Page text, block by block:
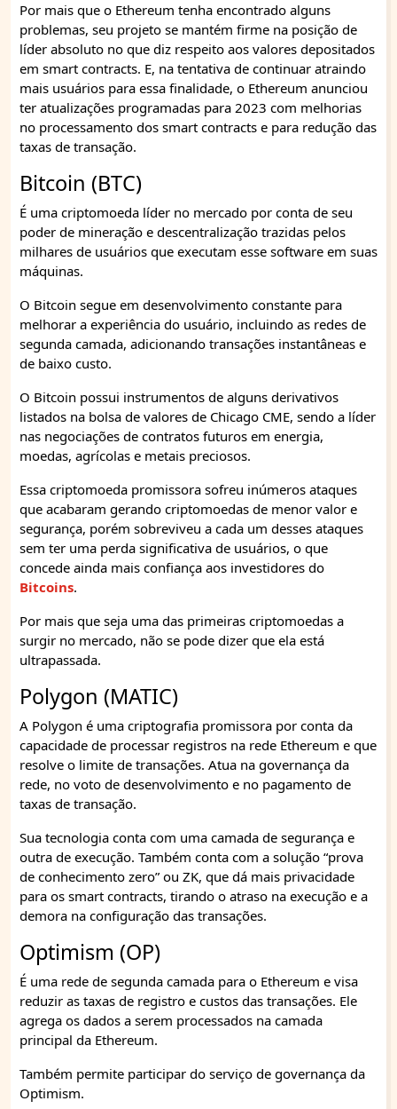
Por mais que o Ethereum tenha encontrado alguns
problemas, seu projeto se mantém firme na posição de
líder absoluto no que diz respeito aos valores depositados
em smart contracts. E, na tentativa de continuar atraindo
mais usuários para essa finalidade, o Ethereum anunciou
ter atualizações programadas para 2023 com melhorias
no processamento dos smart contracts e para redução das
taxas de transação.
Bitcoin (BTC)
É uma criptomoeda líder no mercado por conta de seu
poder de mineração e descentralização trazidas pelos
milhares de usuários que executam esse software em suas
máquinas.
O Bitcoin segue em desenvolvimento constante para
melhorar a experiência do usuário, incluindo as redes de
segunda camada, adicionando transações instantâneas e
de baixo custo.
O Bitcoin possui instrumentos de alguns derivativos
listados na bolsa de valores de Chicago CME, sendo a líder
nas negociações de contratos futuros em energia,
moedas, agrícolas e metais preciosos.
Essa criptomoeda promissora sofreu inúmeros ataques
que acabaram gerando criptomoedas de menor valor e
segurança, porém sobreviveu a cada um desses ataques
sem ter uma perda significativa de usuários, o que
concede ainda mais confiança aos investidores do
Bitcoins.
Por mais que seja uma das primeiras criptomoedas a
surgir no mercado, não se pode dizer que ela está
ultrapassada.
Polygon (MATIC)
A Polygon é uma criptografia promissora por conta da
capacidade de processar registros na rede Ethereum e que
resolve o limite de transações. Atua na governança da
rede, no voto de desenvolvimento e no pagamento de
taxas de transação.
Sua tecnologia conta com uma camada de segurança e
outra de execução. Também conta com a solução “prova
de conhecimento zero” ou ZK, que dá mais privacidade
para os smart contracts, tirando o atraso na execução e a
demora na configuração das transações.
Optimism (OP)
É uma rede de segunda camada para o Ethereum e visa
reduzir as taxas de registro e custos das transações. Ele
agrega os dados a serem processados na camada
principal da Ethereum.
Também permite participar do serviço de governança da
Optimism.